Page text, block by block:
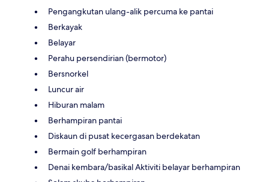
Pengangkutan ulang-alik percuma ke pantai
Berkayak
Belayar
Perahu persendirian (bermotor)
Bersnorkel
Luncur air
Hiburan malam
Berhampiran pantai
Diskaun di pusat kecergasan berdekatan
Bermain golf berhampiran
Denai kembara/basikal Aktiviti belayar berhampiran